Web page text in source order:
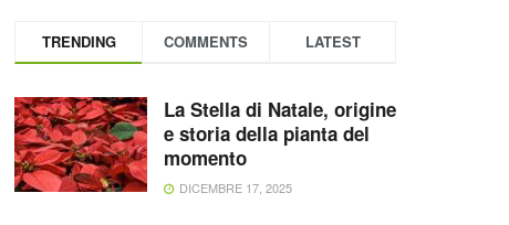
TRENDING COMMENTS LATEST
La Stella di Natale, origine
e storia della pianta del
momento
DICEMBRE 17, 2025